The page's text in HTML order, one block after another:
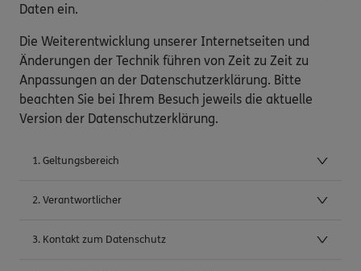
Daten ein.
Die Weiterentwicklung unserer Internetseiten und
Änderungen der Technik führen von Zeit zu Zeit zu
Anpassungen an der Datenschutzerklärung. Bitte
beachten Sie bei Ihrem Besuch jeweils die aktuelle
Version der Datenschutzerklärung.
1. Geltungsbereich
2. Verantwortlicher
3. Kontakt zum Datenschutz